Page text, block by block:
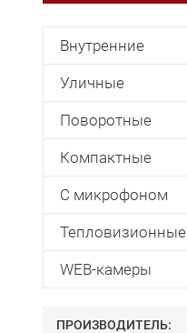
Внутренние
Уличные
Поворотные
Компактные
С микрофоном
Тепловизионные
WEB-камеры
ПРОИЗВОДИТЕЛЬ: